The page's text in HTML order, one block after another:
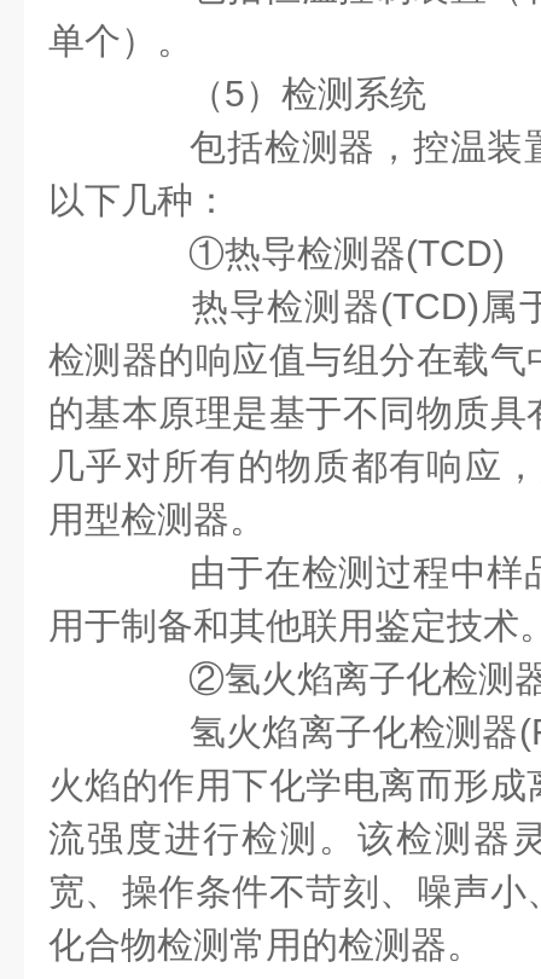
单个）。
（5）检测系统
包括检测器，控温装
以下几种：
①热导检测器(TCD)
热导检测器(TCD)属
检测器的响应值与组分在载
的基本原理是基于不同物质
几乎对所有的物质都有响应
用型检测器。
由于在检测过程中样
用于制备和其他联用鉴定技术
②氢火焰离子化检测
氢火焰离子化检测器
火焰的作用下化学电离而形
流强度进行检测。该检测器
宽、操作条件不苛刻、噪声
化合物检测常用的检测器。